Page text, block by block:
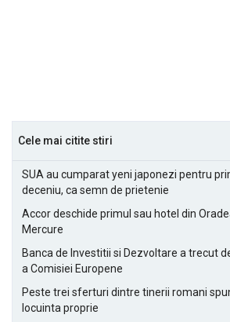
Cele mai citite stiri
SUA au cumparat yeni japonezi pentru
deceniu, ca semn de prietenie
Accor deschide primul sau hotel din
Mercure
Banca de Investitii si Dezvoltare a trecut
a Comisiei Europene
Peste trei sferturi dintre tinerii romani
locuinta proprie